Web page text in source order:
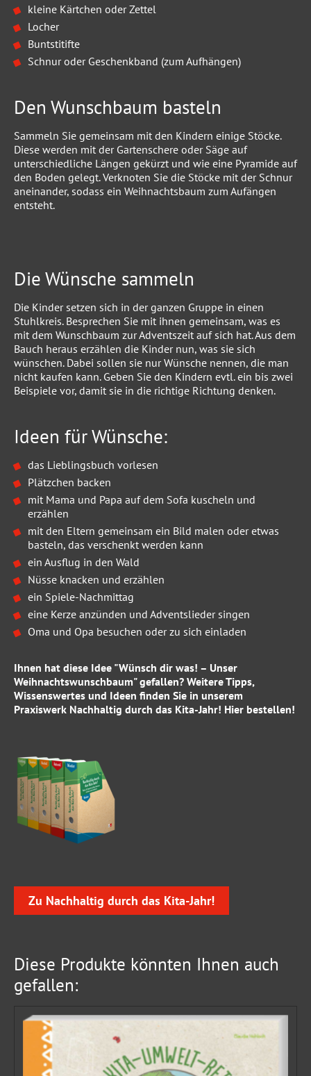
kleine Kärtchen oder Zettel
Locher
Buntstitifte
Schnur oder Geschenkband (zum Aufhängen)
Den Wunschbaum basteln
Sammeln Sie gemeinsam mit den Kindern einige Stöcke.
Diese werden mit der Gartenschere oder Säge auf
unterschiedliche Längen gekürzt und wie eine Pyramide auf
den Boden gelegt. Verknoten Sie die Stöcke mit der Schnur
aneinander, sodass ein Weihnachtsbaum zum Aufängen
entsteht.
Die Wünsche sammeln
Die Kinder setzen sich in der ganzen Gruppe in einen
Stuhlkreis. Besprechen Sie mit ihnen gemeinsam, was es
mit dem Wunschbaum zur Adventszeit auf sich hat. Aus dem
Bauch heraus erzählen die Kinder nun, was sie sich
wünschen. Dabei sollen sie nur Wünsche nennen, die man
nicht kaufen kann. Geben Sie den Kindern evtl. ein bis zwei
Beispiele vor, damit sie in die richtige Richtung denken.
Ideen für Wünsche:
das Lieblingsbuch vorlesen
Plätzchen backen
mit Mama und Papa auf dem Sofa kuscheln und
erzählen
mit den Eltern gemeinsam ein Bild malen oder etwas
basteln, das verschenkt werden kann
ein Ausflug in den Wald
Nüsse knacken und erzählen
ein Spiele-Nachmittag
eine Kerze anzünden und Adventslieder singen
Oma und Opa besuchen oder zu sich einladen
Ihnen hat diese Idee "Wünsch dir was! – Unser
Weihnachtswunschbaum" gefallen? Weitere Tipps,
Wissenswertes und Ideen finden Sie in unserem
Praxiswerk Nachhaltig durch das Kita-Jahr! Hier bestellen!
Zu Nachhaltig durch das Kita-Jahr!
Diese Produkte könnten Ihnen auch
gefallen: